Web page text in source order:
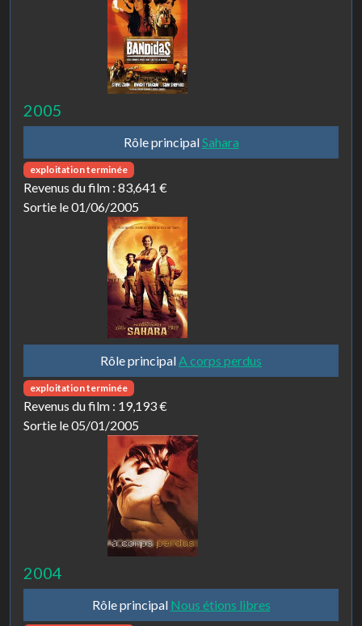
2005
Rôle principalSahara
exploitation terminée
Revenus du film : 83,641 €
Sortie le 01/06/2005
Rôle principalA corps perdus
exploitation terminée
Revenus du film : 19,193 €
Sortie le 05/01/2005
2004
Rôle principal Nous étions libres